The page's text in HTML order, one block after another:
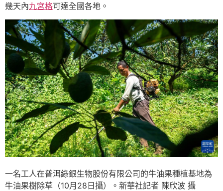
幾天內九宮格可達全國各地。
一名工人在普洱綠銀生物股份有限公司的牛油果種植基地為
牛油果樹除草（10月28日攝）。新華社記者 陳欣波 攝